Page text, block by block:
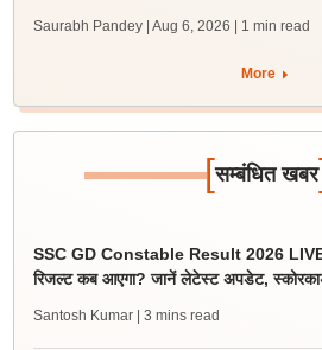
Saurabh Pandey | Aug 6, 2026 | 1 min read
More
[सम्बंधित खबर
SSC GD Constable Result 2026 LIVE:
रिजल्ट कब आएगा? जानें लेटेस्ट अपडेट,
Santosh Kumar | 3 mins read